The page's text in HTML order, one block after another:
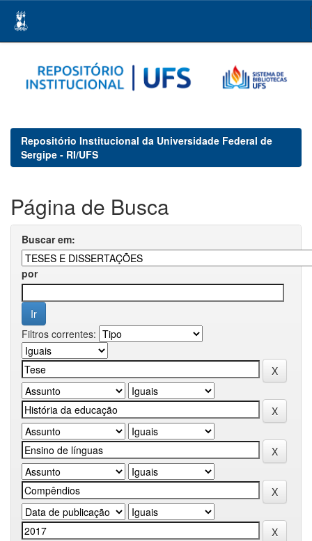
navigation
Repositório Institucional da Universidade Federal de
Sergipe - RI/UFS
Página de Busca
Buscar em:
por
Filtros correntes: